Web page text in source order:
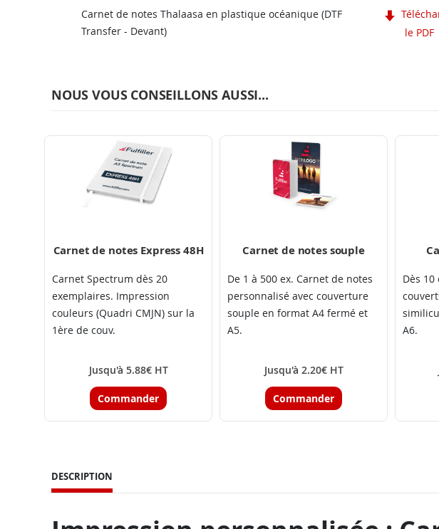
Carnet de notes Thalaasa en plastique océanique (DTF
Transfer - Devant)
le PDF
NOUS VOUS CONSEILLONS AUSSI...
Carnet de notes Express 48H
Carnet Spectrum dès 20
exemplaires. Impression
couleurs (Quadri CMJN) sur la
1ère de couv.
Jusqu'à 5.88€ HT
Commander
Carnet de notes souple
De 1 à 500 ex. Carnet de notes
personnalisé avec couverture
souple en format A4 fermé et
A5.
Jusqu'à 2.20€ HT
Commander
Dès 10
A6.
DESCRIPTION